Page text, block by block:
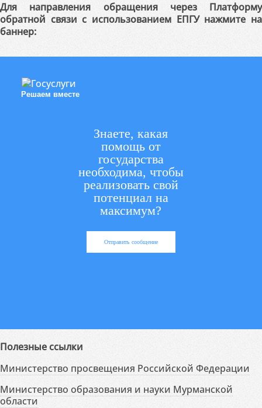
Для направления обращения через Платформу
обратной связи с использованием ЕПГУ нажмите на
баннер:
Решаем вместе
Знаете, какая
помощь от
государства
необходима, чтобы
реализовать свой
потенциал на
максимум?
Отправить сообщение
Полезные ссылки
Министерство просвещения Российской Федерации
Министерство образования и науки Мурманской
области